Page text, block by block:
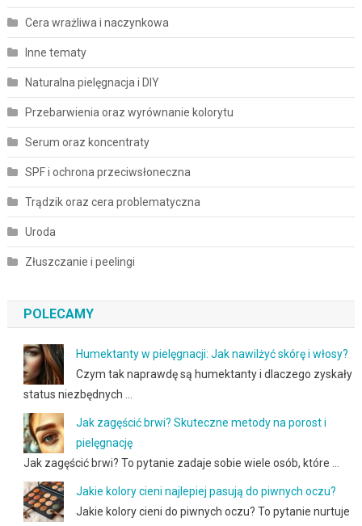
Cera wrażliwa i naczynkowa
Inne tematy
Naturalna pielęgnacja i DIY
Przebarwienia oraz wyrównanie kolorytu
Serum oraz koncentraty
SPF i ochrona przeciwsłoneczna
Trądzik oraz cera problematyczna
Uroda
Złuszczanie i peelingi
POLECAMY
Humektanty w pielęgnacji: Jak nawilżyć skórę i włosy?
Czym tak naprawdę są humektanty i dlaczego zyskały
status niezbędnych …
Jak zagęścić brwi? Skuteczne metody na porost i
pielęgnację
Jak zagęścić brwi? To pytanie zadaje sobie wiele osób, które …
Jakie kolory cieni najlepiej pasują do piwnych oczu?
Jakie kolory cieni do piwnych oczu? To pytanie nurtuje